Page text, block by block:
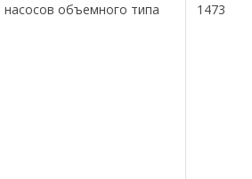
насосов объемного типа
1473